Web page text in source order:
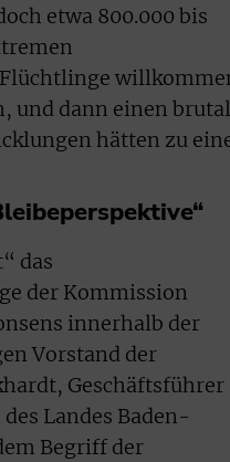
etwa 800.000 bis
und dann einen
hätten zu
das
der Kommission
innerhalb der
Vorstand der
Geschäftsführer
Landes Baden-
Begriff der